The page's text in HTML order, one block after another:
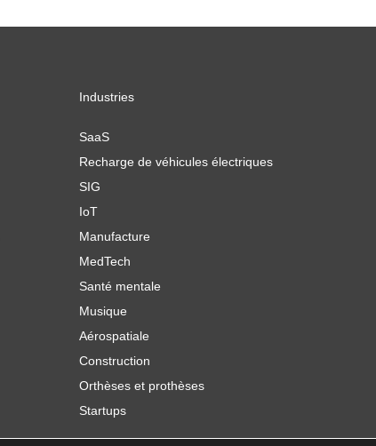
Industries
SaaS
Recharge de véhicules électriques
SIG
IoT
Manufacture
MedTech
Santé mentale
Musique
Aérospatiale
Construction
Orthèses et prothèses
Startups